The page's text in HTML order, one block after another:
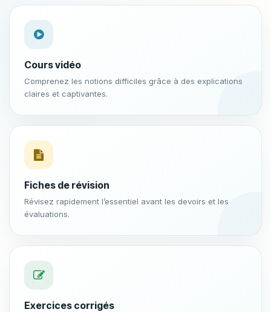
Cours vidéo
Comprenez les notions difficiles grâce à des explications
claires et captivantes.
Fiches de révision
Révisez rapidement l’essentiel avant les devoirs et les
évaluations.
Exercices corrigés